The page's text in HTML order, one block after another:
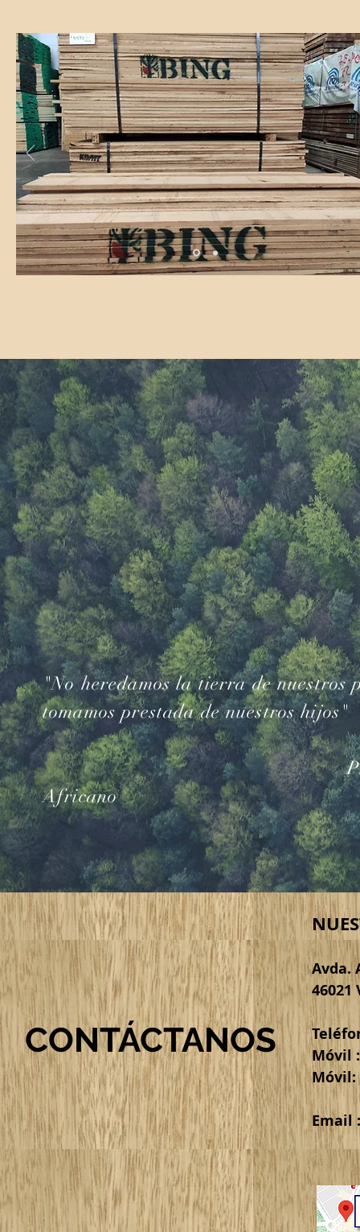
"No heredamos la tierra de nuestros
tomamos prestada de nuestros hijos"
Africano
Avda.
46021
Móvil
Móvil:
Email
CONTÁCTANOS